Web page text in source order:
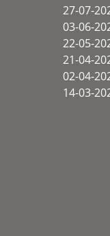
27-07-
03-06-
22-05-
21-04-
02-04-
14-03-